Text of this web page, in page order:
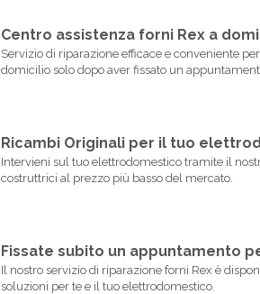
Centro assistenza forni Rex a
Servizio di riparazione efficace e conveniente
domicilio solo dopo aver fissato un
Ricambi Originali per il tuo
Intervieni sul tuo elettrodomestico tramite il
costruttrici al prezzo più basso del mercato.
Fissate subito un appuntamento
Il nostro servizio di riparazione forni Rex è
soluzioni per te e il tuo elettrodomestico.